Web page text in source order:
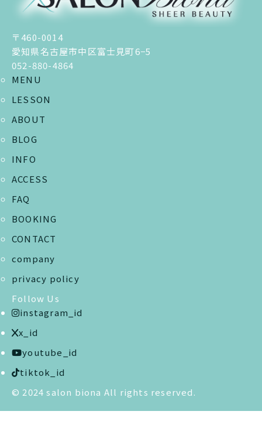
〒460-0014
愛知県名古屋市中区富士見町6−5
052-880-4864
MENU
LESSON
ABOUT
BLOG
INFO
ACCESS
FAQ
BOOKING
CONTACT
company
privacy policy
Follow Us
instagram_id
x_id
youtube_id
tiktok_id
© 2024 salon biona All rights reserved.